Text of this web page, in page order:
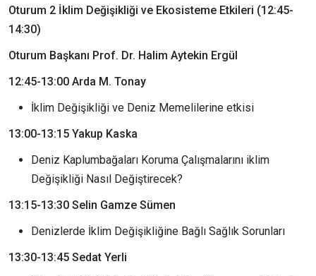
Oturum 2 İklim Değişikliği ve Ekosisteme Etkileri (12:45-
14:30)
Oturum Başkanı Prof. Dr. Halim Aytekin Ergül
12:45-13:00 Arda M. Tonay
İklim Değişikliği ve Deniz Memelilerine etkisi
13:00-13:15 Yakup Kaska
Deniz Kaplumbağaları Koruma Çalışmalarını iklim
Değişikliği Nasıl Değiştirecek?
13:15-13:30 Selin Gamze Sümen
Denizlerde İklim Değişikliğine Bağlı Sağlık Sorunları
13:30-13:45 Sedat Yerli